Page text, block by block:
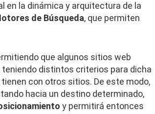
en la dinámica y arquitectura de la
de Búsqueda, que permiten
que algunos sitios web
distintos criterios para dicha
con otros sitios. De este modo,
hacia un destino determinado,
y permitirá entonces